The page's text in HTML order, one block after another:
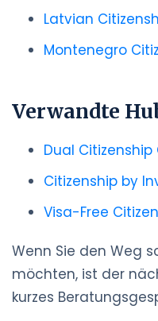
Latvian
Montenegro
Verwandte
Dual Citizenship
Citizenship by
Visa-Free
Wenn Sie den Weg
möchten, ist der
kurzes